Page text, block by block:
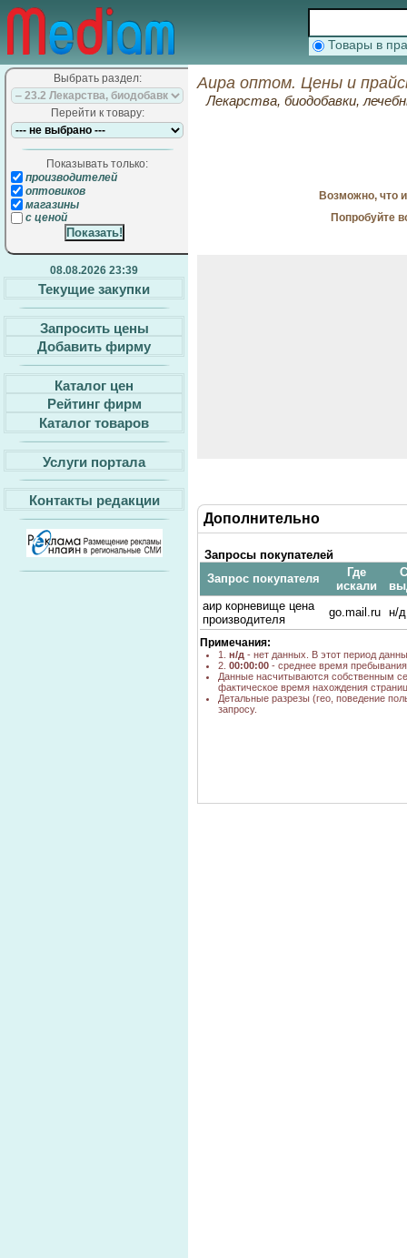
Товары в
Выбрать раздел:
Перейти к товару:
Показывать только:
производителей
оптовиков
магазины
с ценой
08.08.2026 23:39
Текущие закупки
Запросить цены
Добавить фирму
Каталог цен
Рейтинг фирм
Каталог товаров
Услуги портала
Контакты редакции
Аира оптом. Цены и
Лекарства, биодобавки,
Возможно, что
Попробуйте
Дополнительно
Запросы покупателей
Запрос покупателя
Где
искали
аир корневище цена
производителя
go.mail.ru н/д
Примечания:
1. н/д - нет данных. В этот период
2. 00:00:00 - среднее время
Данные насчитываются собственным
фактическое время нахождения
Детальные разрезы (гео, поведение
запросу.